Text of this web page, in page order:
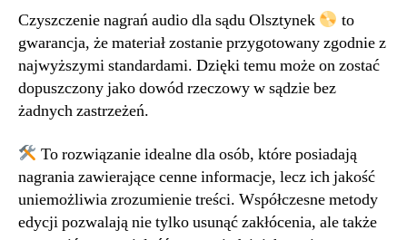
Czyszczenie nagrań audio dla sądu Olsztynek
to
gwarancja, że materiał zostanie przygotowany zgodnie z
najwyższymi standardami. Dzięki temu może on zostać
dopuszczony jako dowód rzeczowy w sądzie bez
żadnych zastrzeżeń.
To rozwiązanie idealne dla osób, które posiadają
nagrania zawierające cenne informacje, lecz ich jakość
uniemożliwia zrozumienie treści. Współczesne metody
edycji pozwalają nie tylko usunąć zakłócenia, ale także